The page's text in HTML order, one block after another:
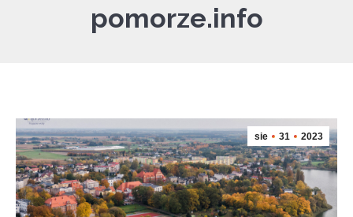
pomorze.info
sie 31 2023